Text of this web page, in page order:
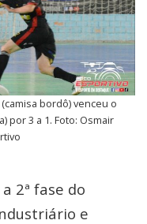
bordô) venceu o
por 3 a 1. Foto: Osmair
2ª fase do
e